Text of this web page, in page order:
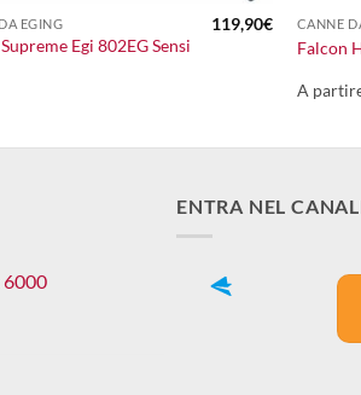
EGING
Egi 802EG Sensi
119,90€ CANNE
Falcon
A
6000
ENTRA NEL